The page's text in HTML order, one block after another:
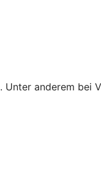
anderem bei